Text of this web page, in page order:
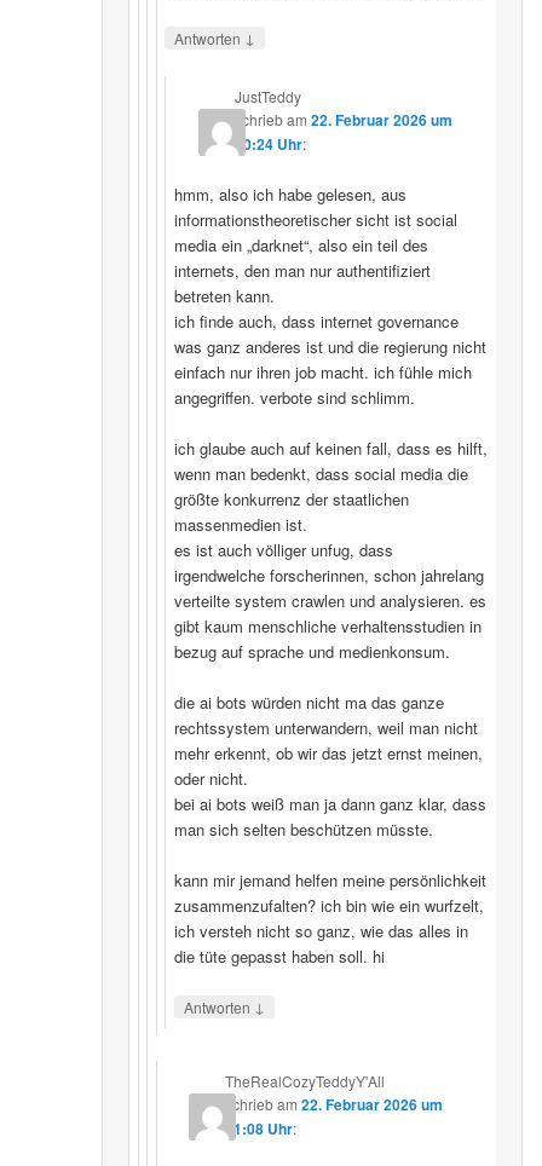
Antworten ↓
JustTeddy
schriebam 22. Februar 2026 um
20:24 Uhr:
hmm, also ich habe gelesen, aus
informationstheoretischer sicht ist social
media ein „darknet“, also ein teil des
internets, den man nur authentifiziert
betreten kann.
ich finde auch, dass internet governance
was ganz anderes ist und die regierung nicht
einfach nur ihren job macht. ich fühle mich
angegriffen. verbote sind schlimm.
ich glaube auch auf keinen fall, dass es hilft,
wenn man bedenkt, dass social media die
größte konkurrenz der staatlichen
massenmedien ist.
es ist auch völliger unfug, dass
irgendwelche forscherinnen, schon jahrelang
verteilte system crawlen und analysieren. es
gibt kaum menschliche verhaltensstudien in
bezug auf sprache und medienkonsum.
die ai bots würden nicht ma das ganze
rechtssystem unterwandern, weil man nicht
mehr erkennt, ob wir das jetzt ernst meinen,
oder nicht.
bei ai bots weiß man ja dann ganz klar, dass
man sich selten beschützen müsste.
kann mir jemand helfen meine persönlichkeit
zusammenzufalten? ich bin wie ein wurfzelt,
ich versteh nicht so ganz, wie das alles in
die tüte gepasst haben soll. hi
Antworten ↓
TheRealCozyTeddyY'All
schriebam22. Februar 2026 um
21:08 Uhr: